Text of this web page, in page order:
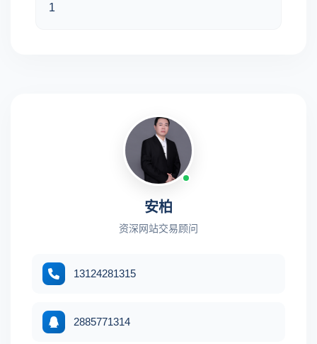
1
安柏
资深网站交易顾问
13124281315
2885771314